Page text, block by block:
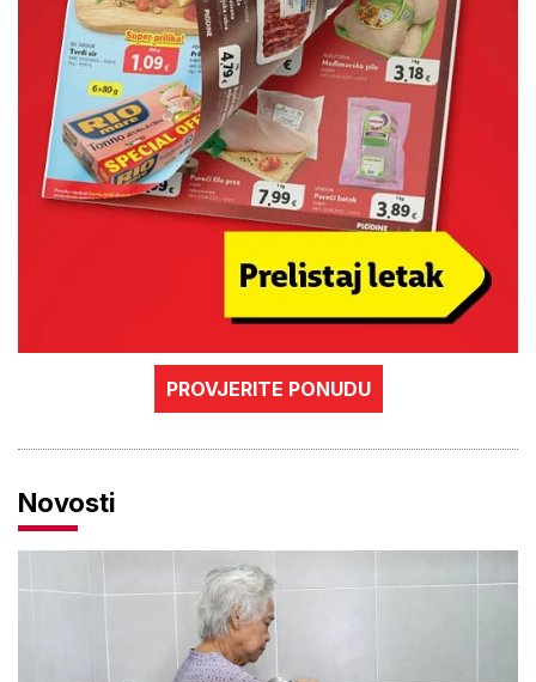
PROVJERITE PONUDU
Novosti